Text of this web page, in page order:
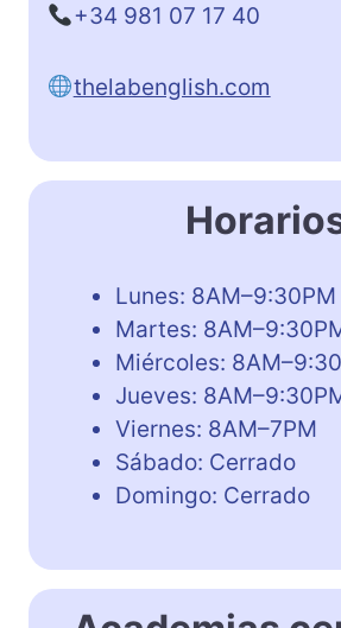
+34 981 07 17 40
thelabenglish.com
Lunes: 8AM–9:30PM
Martes:
Miércoles:
Jueves:
Viernes: 8AM–7PM
Sábado: Cerrado
Domingo: Cerrado